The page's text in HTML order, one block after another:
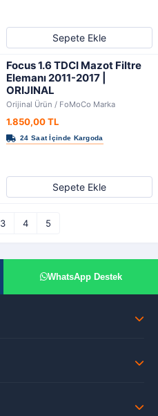
Sepete Ekle
Focus 1.6 TDCI Mazot Filtre
Elemanı 2011-2017 |
ORIJINAL
Orijinal Ürün / FoMoCo Marka
1.850,00 TL
Sepete Ekle
3 4 5
WhatsApp Destek